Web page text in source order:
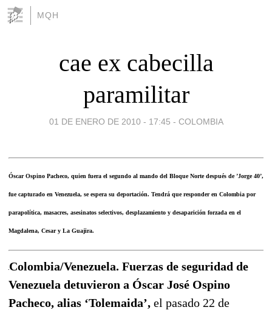
MQH
cae ex cabecilla
paramilitar
01 DE ENERO DE 2010 - 17:45 - COLOMBIA
Óscar Ospino Pacheco, quien fuera el segundo al mando del Bloque Norte después de ’Jorge 40’,
fue capturado en Venezuela, se espera su deportación. Tendrá que responder en Colombia por
parapolítica, masacres, asesinatos selectivos, desplazamiento y desaparición forzada en el
Magdalena, Cesar y La Guajira.
Colombia/Venezuela. Fuerzas de seguridad de
Venezuela detuvieron a Óscar José Ospino
Pacheco, alias ‘Tolemaida’, el pasado 22 de